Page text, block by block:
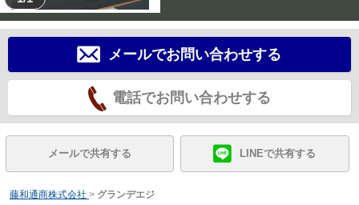
メールでお問い合わせする
電話でお問い合わせする
メールで共有する LINEで共有する
藤和通商株式会社 > グランデエジ